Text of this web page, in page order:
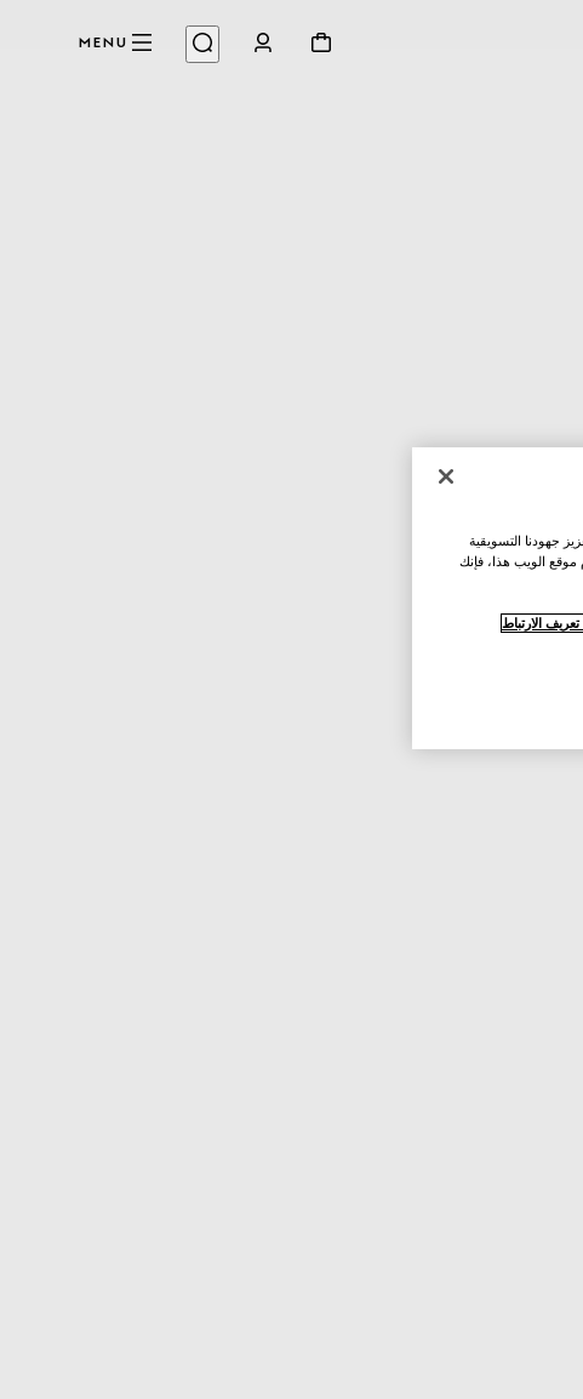
MENU
جهودنا التسويقية
الويب هذا، فإنك
الارتباط